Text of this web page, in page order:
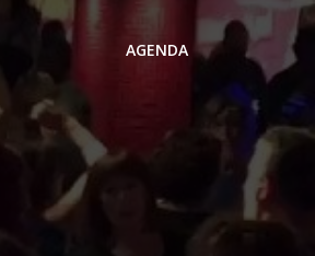
AGENDA